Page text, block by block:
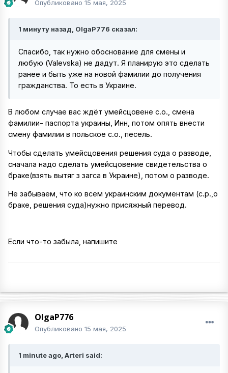
Опубликовано 15 мая, 2025
1 минуту назад, OlgaP776 сказал:
Спасибо, так нужно обоснование для смены и
любую (Valevska) не дадут. Я планирую это сделать
ранее и быть уже на новой фамилии до получения
гражданства. То есть в Украине.
В любом случае вас ждёт умейсцовене с.о., смена
фамилии- паспорта украины, Инн, потом опять внести
смену фамилии в польское с.о., песель.
Чтобы сделать умейсцовения решения суда о разводе,
сначала надо сделать умейсцовение свидетельства о
браке(взять вытяг з загса в Украине), потом о разводе.
Не забываем, что ко всем украинским документам (с.р.,о
браке, решения суда)нужно присяжный перевод.
Если что-то забыла, напишите
OlgaP776
Опубликовано 15 мая, 2025
1 minute ago, Arteri said: